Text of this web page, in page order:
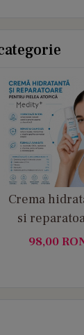
Crema
si
pentru
98,00